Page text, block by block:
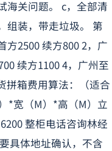
海关问题。 c，全部清
组装，带走垃圾。 第
方2500 续方800 2，广
续方1100 4，广州至
拼箱费用算法：（适合
*宽（M）*高（M）立
整柜电话咨询林经
具体地址确认，不含